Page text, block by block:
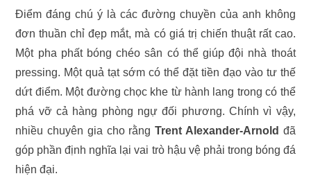
Điểm đáng chú ý là các đường chuyền của anh không
đơn thuần chỉ đẹp mắt, mà có giá trị chiến thuật rất cao.
Một pha phất bóng chéo sân có thể giúp đội nhà thoát
pressing. Một quả tạt sớm có thể đặt tiền đạo vào tư thế
dứt điểm. Một đường chọc khe từ hành lang trong có thể
phá vỡ cả hàng phòng ngự đối phương. Chính vì vậy,
nhiều chuyên gia cho rằngTrent Alexander-Arnold đã
góp phần định nghĩa lại vai trò hậu vệ phải trong bóng đá
hiện đại.